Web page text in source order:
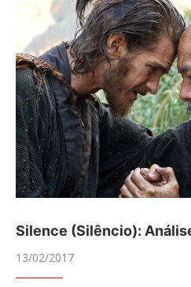
Silence (Silêncio):
13/02/2017